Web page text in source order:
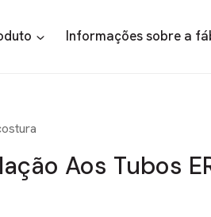
Informações sobre a
Aos Tubos